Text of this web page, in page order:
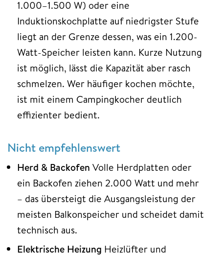
1.000–1.500 W) oder eine
Induktionskochplatte auf niedrigster Stufe
liegt an der Grenze dessen, was ein 1.200-
Watt-Speicher leisten kann. Kurze Nutzung
ist möglich, lässt die Kapazität aber rasch
schmelzen. Wer häufiger kochen möchte,
ist mit einem Campingkocher deutlich
effizienter bedient.
Nicht empfehlenswert
Herd & Backofen Volle Herdplatten oder
ein Backofen ziehen 2.000 Watt und mehr
– das übersteigt die Ausgangsleistung der
meisten Balkonspeicher und scheidet damit
technisch aus.
Elektrische Heizung Heizlüfter und